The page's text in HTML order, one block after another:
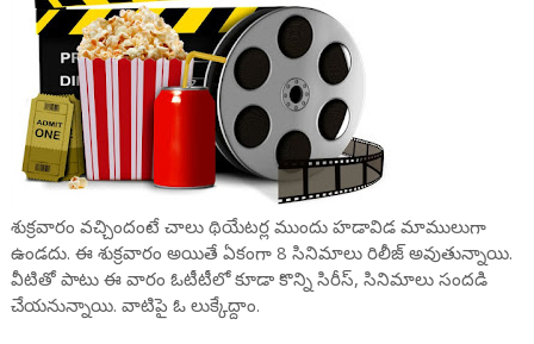
శుక్రవారం వచ్చిందంటే చాలు థియేటర్ల ముందు హడావిడ మాములుగా
ఉండదు. ఈ శుక్రవారం అయితే ఏకంగా 8 సినిమాలు రిలీజ్ అవుతున్నాయి.
వీటితో పాటు ఈ వారం ఓటీటీలో కూడా కొన్ని సిరీస్, సినిమాలు సందడి
చేయనున్నాయి. వాటిపై ఓ లుక్కేద్దాం.